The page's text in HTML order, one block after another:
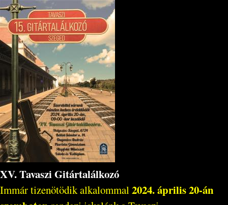
XV. Tavaszi Gitártalálkozó
Immár tizenötödik alkalommal2024. április 20-án